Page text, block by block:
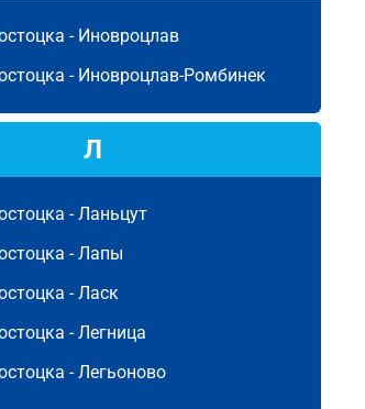
- Иновроцлав
- Иновроцлав-Ромбинек
Л
-Ланьцут
-Лапы
-Ласк
-Легница
-Легьоново